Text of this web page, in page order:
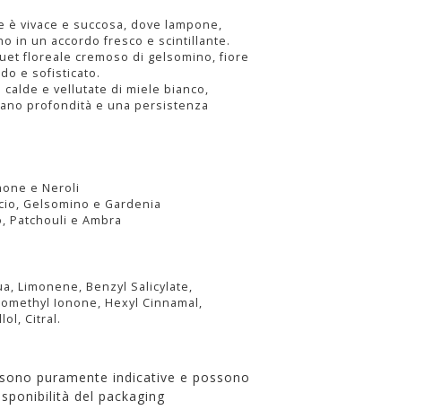
è vivace e succosa, dove lampone,
in un accordo fresco e scintillante.
floreale cremoso di gelsomino, fiore
e sofisticato.
e vellutate di miele bianco,
profondità e una persistenza
e Neroli
Gelsomino e Gardenia
Patchouli e Ambra
Limonene, Benzyl Salicylate,
Ionone, Hexyl Cinnamal,
Citral.
puramente indicative e possono
del packaging